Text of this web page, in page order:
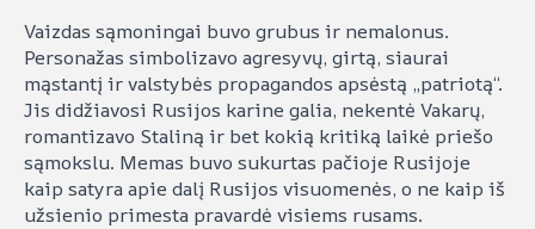
Vaizdas sąmoningai buvo grubus ir nemalonus.
Personažas simbolizavo agresyvų, girtą, siaurai
mąstantį ir valstybės propagandos apsėstą „patriotą“.
Jis didžiavosi Rusijos karine galia, nekentė Vakarų,
romantizavo Staliną ir bet kokią kritiką laikė priešo
sąmokslu. Memas buvo sukurtas pačioje Rusijoje
kaip satyra apie dalį Rusijos visuomenės, o ne kaip iš
užsienio primesta pravardė visiems rusams.